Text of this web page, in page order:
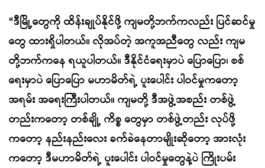
“ဒီမြို့တွေကို ထိန်းချုပ်နိုင်ဖို့ ကျမတို့ဘက်ကလည်း ပြင်ဆင်မှု
တွေ ထားရှိပါတယ်။ လိုအပ်တဲ့ အကူအညီတွေ လည်း ကျမ
တို့ဘက်ကနေ ရယူပါတယ်။ ဒီနိုင်ငံရေးမှာပဲ ပြောပြော၊ စစ်
ရေးမှာပဲ ပြောပြော မဟာမိတ်ရဲ့ ပူးပေါင်း ပါဝင်မှုကတော့
အရမ်း အရေးကြီးပါတယ်။ ကျမတို့ ဒီအဖွဲ့အစည်း တစ်ဖွဲ့
တည်းကတော့ တစ်ချို့ ကိစ္စ တွေမှာ တစ်ဖွဲ့တည်း လုပ်ဖို့
ကတော့ နည်းနည်းလေး ခက်ခဲနေတာမျိုးဆိုတော့ အားလုံး
ကတော့ ဒီမဟာမိတ်ရဲ့ ပူးပေါင်း ပါဝင်မှုတွေနဲ့ပဲ ကြိုးပမ်း